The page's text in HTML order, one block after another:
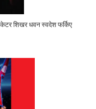
शिखर धवन स्वदेश फर्किए